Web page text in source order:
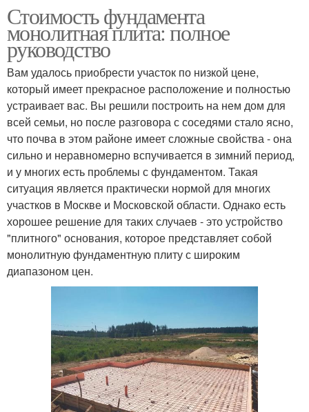
Стоимость фундамента
монолитная плита: полное
руководство
Вам удалось приобрести участок по низкой цене,
который имеет прекрасное расположение и полностью
устраивает вас. Вы решили построить на нем дом для
всей семьи, но после разговора с соседями стало ясно,
что почва в этом районе имеет сложные свойства - она
сильно и неравномерно вспучивается в зимний период,
и у многих есть проблемы с фундаментом. Такая
ситуация является практически нормой для многих
участков в Москве и Московской области. Однако есть
хорошее решение для таких случаев - это устройство
"плитного" основания, которое представляет собой
монолитную фундаментную плиту с широким
диапазоном цен.